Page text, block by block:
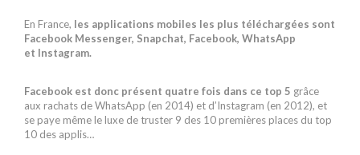
En France, les applications mobiles les plus téléchargées sont
Facebook Messenger, Snapchat, Facebook, WhatsApp
et Instagram.
Facebook est donc présent quatre fois dans ce top 5 grâce
aux rachats de WhatsApp (en 2014) et d’Instagram (en 2012), et
se paye même le luxe de truster 9 des 10 premières places du top
10 des applis…